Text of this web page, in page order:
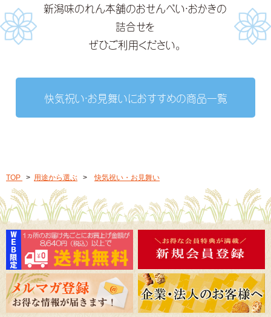
新潟味のれん本舗のおせんべい・おかきの
詰合せを
ぜひご利用ください。
快気祝い・お見舞いにおすすめの商品一覧
TOP > 用途から選ぶ > 快気祝い・お見舞い